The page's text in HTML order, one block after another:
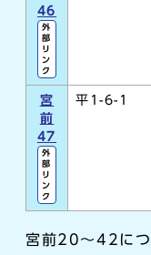
46
外
部
リ
ン
ク
宮
前
47
外
部
リ
ン
ク
平1-6-1
宮前20～42につ